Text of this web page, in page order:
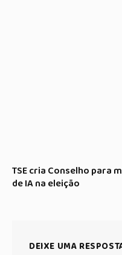
TSE cria Conselho para
de IA na eleição
DEIXE UMA